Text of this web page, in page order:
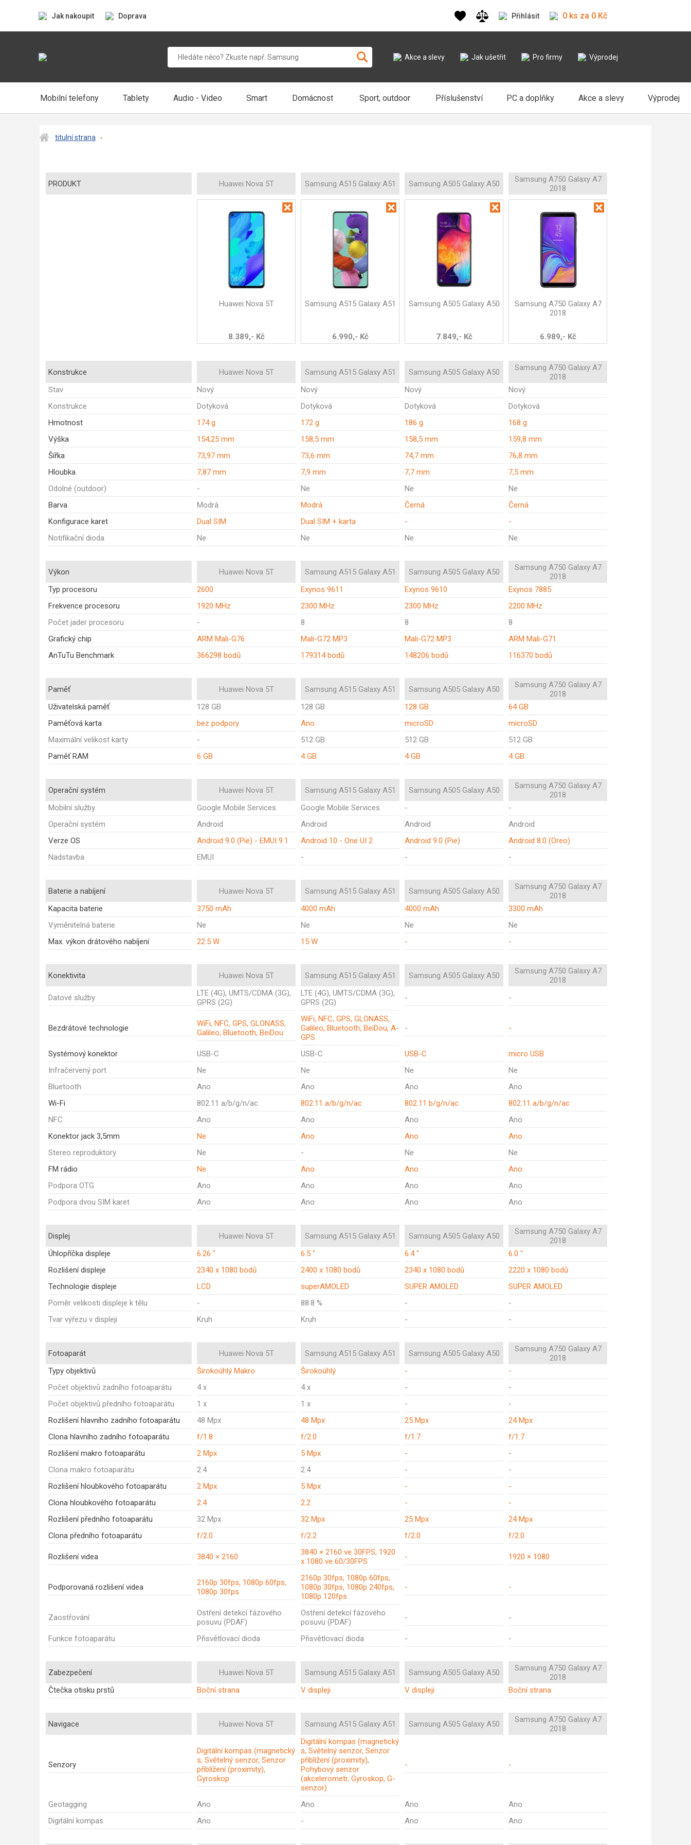
Jak nakoupit Doprava Přihlásit 0 ks za 0 Kč
Akce a slevy Jak ušetřit Pro firmy Výprodej
Mobilní telefony Tablety Audio - Video Smart Domácnost Sport, outdoor Příslušenství PC a doplňky Akce a slevy Výprodej
titulní strana
PRODUKT Huawei Nova 5T Samsung A515 Galaxy A51 Samsung A505 Galaxy A50
Samsung A750 Galaxy A7
2018
Huawei Nova 5T
8.389,- Kč
Samsung A515 Galaxy A51
6.990,- Kč
Samsung A505 Galaxy A50
7.849,- Kč
Samsung A750 Galaxy A7
2018
6.989,- Kč
Konstrukce Huawei Nova 5T Samsung A515 Galaxy A51 Samsung A505 Galaxy A50
Samsung A750 Galaxy A7
2018
Stav
Nový Nový Nový
Nový
Konstrukce
Dotyková Dotyková Dotyková
Dotyková
Hmotnost
174 g 172 g 186 g
168 g
Výška
154,25 mm 158,5 mm 158,5 mm
159,8 mm
Šířka
73,97 mm 73,6 mm 74,7 mm
76,8 mm
Hloubka
7,87 mm 7,9 mm 7,7 mm
7,5 mm
Odolné (outdoor)
- Ne Ne
Ne
Barva
Modrá Modrá Černá
Černá
Konfigurace karet
Dual SIM Dual SIM + karta -
-
Notifikační dioda
Ne Ne Ne Ne
Výkon Huawei Nova 5T Samsung A515 Galaxy A51 Samsung A505 Galaxy A50
Samsung A750 Galaxy A7
2018
Typ procesoru
2600 Exynos 9611 Exynos 9610
Exynos 7885
Frekvence procesoru
1920 MHz 2300 MHz 2300 MHz
2200 MHz
Počet jader procesoru
- 8 8
8
Grafický chip
ARM Mali-G76 Mali-G72 MP3 Mali-G72 MP3
ARM Mali-G71
AnTuTu Benchmark
366298 bodů 179314 bodů 148206 bodů 116370 bodů
Paměť Huawei Nova 5T Samsung A515 Galaxy A51 Samsung A505 Galaxy A50
Samsung A750 Galaxy A7
2018
Uživatelská paměť
128 GB 128 GB 128 GB
64 GB
Paměťová karta
bez podpory Ano microSD
microSD
Maximální velikost karty
- 512 GB 512 GB
512 GB
Paměť RAM
6 GB 4 GB 4 GB 4 GB
Operační systém Huawei Nova 5T Samsung A515 Galaxy A51 Samsung A505 Galaxy A50
Samsung A750 Galaxy A7
2018
Mobilní služby
Google Mobile Services Google Mobile Services -
-
Operační systém
Android Android Android
Android
Verze OS
Android 9.0 (Pie) - EMUI 9.1 Android 10 - One UI 2 Android 9.0 (Pie)
Android 8.0 (Oreo)
Nadstavba
EMUI - - -
Baterie a nabíjení Huawei Nova 5T Samsung A515 Galaxy A51 Samsung A505 Galaxy A50
Samsung A750 Galaxy A7
2018
Kapacita baterie
3750 mAh 4000 mAh 4000 mAh
3300 mAh
Vyměnitelná baterie
Ne Ne Ne
Ne
Max. výkon drátového nabíjení
22.5 W 15 W - -
Konektivita Huawei Nova 5T Samsung A515 Galaxy A51 Samsung A505 Galaxy A50
Samsung A750 Galaxy A7
2018
Datové služby
LTE (4G), UMTS/CDMA (3G),
GPRS (2G)
LTE (4G), UMTS/CDMA (3G),
GPRS (2G)
- -
Bezdrátové technologie
WiFi, NFC, GPS, GLONASS,
Galileo, Bluetooth, BeiDou
WiFi, NFC, GPS, GLONASS,
Galileo, Bluetooth, BeiDou, A-
GPS
- -
Systémový konektor USB-C USB-C USB-C
micro USB
Infračervený port
Ne Ne Ne
Ne
Bluetooth
Ano Ano Ano
Ano
Wi-Fi
802.11 a/b/g/n/ac 802.11 a/b/g/n/ac 802.11 b/g/n/ac
802.11 a/b/g/n/ac
NFC
Ano Ano Ano
Ano
Konektor jack 3,5mm
Ne Ano Ano
Ano
Stereo reproduktory
Ne - Ne
Ne
FM rádio
Ne Ano Ano
Ano
Podpora OTG
Ano Ano Ano
Ano
Podpora dvou SIM karet
Ano Ano Ano Ano
Displej Huawei Nova 5T Samsung A515 Galaxy A51 Samsung A505 Galaxy A50
Samsung A750 Galaxy A7
2018
Úhlopříčka displeje
6.26 " 6.5 " 6.4 "
6.0 "
Rozlišení displeje
2340 x 1080 bodů 2400 x 1080 bodů 2340 x 1080 bodů
2220 x 1080 bodů
Technologie displeje
LCD superAMOLED SUPER AMOLED
SUPER AMOLED
Poměr velikosti displeje k tělu
- 88.8 % -
-
Tvar výřezu v displeji
Kruh Kruh - -
Fotoaparát Huawei Nova 5T Samsung A515 Galaxy A51 Samsung A505 Galaxy A50
Samsung A750 Galaxy A7
2018
Typy objektivů
Širokoúhlý Makro Širokoúhlý -
-
Počet objektivů zadního fotoaparátu
4 x 4 x -
-
Počet objektivů předního fotoaparátu
1 x 1 x -
-
Rozlišení hlavního zadního fotoaparátu
48 Mpx 48 Mpx 25 Mpx
24 Mpx
Clona hlavního zadního fotoaparátu
f/1.8 f/2.0 f/1.7
f/1.7
Rozlišení makro fotoaparátu
2 Mpx 5 Mpx -
-
Clona makro fotoaparátu
2.4 2.4 -
-
Rozlišení hloubkového fotoaparátu
2 Mpx 5 Mpx -
-
Clona hloubkového fotoaparátu
2.4 2.2 -
-
Rozlišení předního fotoaparátu
32 Mpx 32 Mpx 25 Mpx
24 Mpx
Clona předního fotoaparátu
f/2.0 f/2.2 f/2.0 f/2.0
Rozlišení videa 3840 × 2160
3840 × 2160 ve 30FPS; 1920
x 1080 ve 60/30FPS
- 1920 × 1080
Podporovaná rozlišení videa
2160p 30fps, 1080p 60fps,
1080p 30fps
2160p 30fps, 1080p 60fps,
1080p 30fps, 1080p 240fps,
1080p 120fps
- -
Zaostřování
Ostření detekcí fázového
posuvu (PDAF)
Ostření detekcí fázového
posuvu (PDAF)
- -
Funkce fotoaparátu Přisvětlovací dioda Přisvětlovací dioda - -
Zabezpečení Huawei Nova 5T Samsung A515 Galaxy A51 Samsung A505 Galaxy A50
Samsung A750 Galaxy A7
2018
Čtečka otisku prstů
Boční strana V displeji V displeji Boční strana
Navigace Huawei Nova 5T Samsung A515 Galaxy A51 Samsung A505 Galaxy A50
Samsung A750 Galaxy A7
2018
Senzory
Digitální kompas (magnetický
s, Světelný senzor, Senzor
přiblížení (proximity),
Gyroskop
Digitální kompas (magnetický
s, Světelný senzor, Senzor
přiblížení (proximity),
Pohybový senzor
(akcelerometr, Gyroskop, G-
senzor)
- -
Geotagging Ano Ano Ano
Ano
Digitální kompas
Ano - Ano Ano